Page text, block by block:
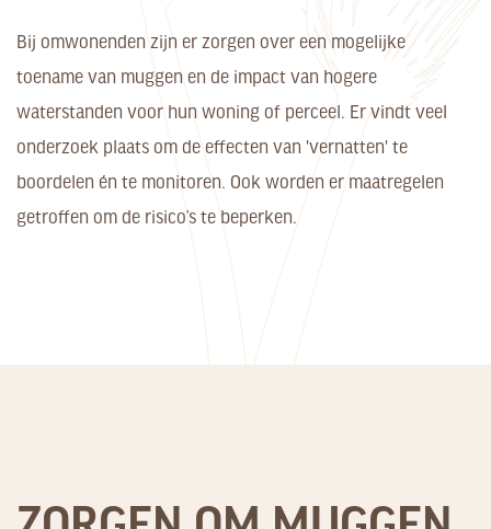
Bij omwonenden zijn er zorgen over een mogelijke
toename van muggen en de impact van hogere
waterstanden voor hun woning of perceel. Er vindt veel
onderzoek plaats om de effecten van 'vernatten' te
boordelen én te monitoren. Ook worden er maatregelen
getroffen om de risico’s te beperken.